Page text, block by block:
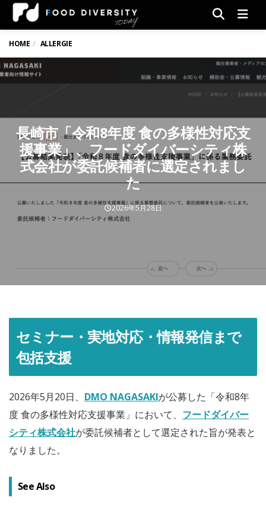
HOME ALLERGIE
長崎市「令和8年度 食の多様性対応支
援事業」、フードダイバーシティ株
式会社が委託候補者に選定されまし
た
2026年5月28日
セミナー・実地対応・情報発信まで
包括支援
2026年5月20日、 DMO NAGASAKIが公募した「令和8年
度 食の多様性対応支援事業」において、 フードダイバー
シティ株式会社が委託候補者として選定された旨が発表と
なりました。
See Also